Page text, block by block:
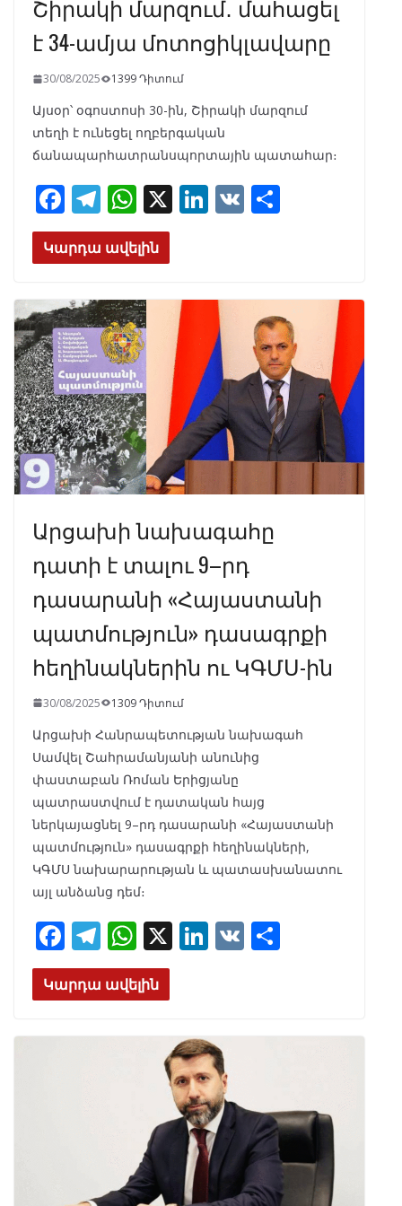
Շիրակի մարզում․ մահացել
է 34-ամյա մոտոցիկլավարը
30/08/2025 1399 Դիտում
Այսօր՝ օգոստոսի 30-ին, Շիրակի մարզում
տեղի է ունեցել ողբերգական
ճանապարհատրանսպորտային պատահար։
F
ac
e
o
o
k
T
el
e
a
m
W
h
at
A
p
p
X Li
dI
n
V
Կարդա ավելին
Արցախի նախագահը
դատի է տալու 9–րդ
դասարանի «Հայաստանի
պատմություն» դասագրքի
հեղինակներին ու ԿԳՄՍ-ին
30/08/2025 1309 Դիտում
Արցախի Հանրապետության նախագահ
Սամվել Շահրամանյանի անունից
փաստաբան Ռոման Երիցյանը
պատրաստվում է դատական հայց
ներկայացնել 9–րդ դասարանի «Հայաստանի
պատմություն» դասագրքի հեղինակների,
ԿԳՄՍ նախարարության և պատասխանատու
այլ անձանց դեմ։
F
ac
e
T
el
e
W
h
at
X Li
dI
n
V
Կարդա ավելին